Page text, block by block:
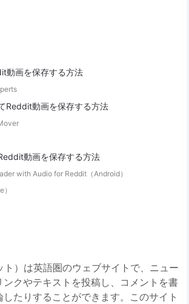
動画を保存する方法
Reddit動画を保存する方法
動画を保存する方法
with Audio for Reddit（Android）
）は英語圏のウェブサイトで、ニュー
ンクやテキストを投稿し、コメントを書
たりすることができます。このサイト